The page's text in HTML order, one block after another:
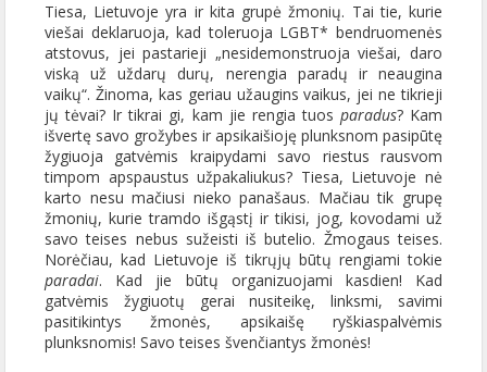
Tiesa, Lietuvoje yra ir kita grupė žmonių. Tai tie, kurie
viešai deklaruoja, kad toleruoja LGBT* bendruomenės
atstovus, jei pastarieji „nesidemonstruoja viešai, daro
viską už uždarų durų, nerengia paradų ir neaugina
vaikų“. Žinoma, kas geriau užaugins vaikus, jei ne tikrieji
jų tėvai? Ir tikrai gi, kam jie rengia tuos paradus? Kam
išvertę savo grožybes ir apsikaišioję plunksnom pasipūtę
žygiuoja gatvėmis kraipydami savo riestus rausvom
timpom apspaustus užpakaliukus? Tiesa, Lietuvoje nė
karto nesu mačiusi nieko panašaus. Mačiau tik grupę
žmonių, kurie tramdo išgąstį ir tikisi, jog, kovodami už
savo teises nebus sužeisti iš butelio. Žmogaus teises.
Norėčiau, kad Lietuvoje iš tikrųjų būtų rengiami tokie
paradai. Kad jie būtų organizuojami kasdien! Kad
gatvėmis žygiuotų gerai nusiteikę, linksmi, savimi
pasitikintys žmonės, apsikaišę ryškiaspalvėmis
plunksnomis! Savo teises švenčiantys žmonės!